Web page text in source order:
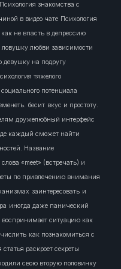
Психология знакомства с
в видео чате Психология
не впасть в депрессию
ловушку любви зависимости
девушку на подругу
тяжелого
потенциала
бесит вкус и простоту.
дружелюбный интерфейс
каждый сможет найти
Название
«meet» (встречать) и
по привлечению внимания
заинтересовать и
иногда даже панический
воспринимает ситуацию как
как познакомиться с
раскроет секреты
свою вторую половинку